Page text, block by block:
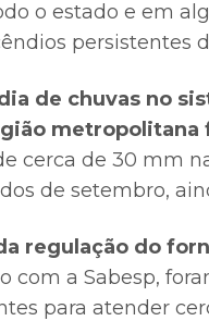
o estado e em
persistentes
de chuvas no
cerca de 30 mm
de setembro,
regulação do
com a Sabesp,
para atender